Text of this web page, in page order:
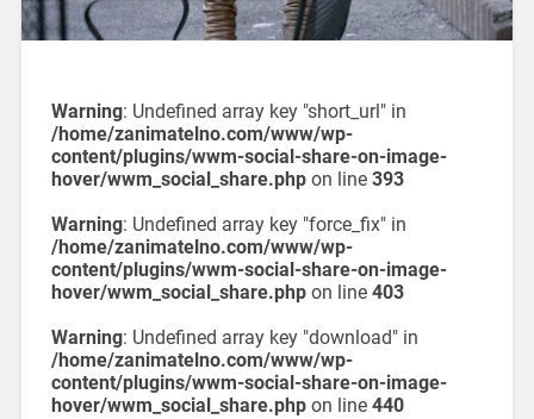
Warning: Undefined array key "short_url" in
/home/zanimatelno.com/www/wp-
content/plugins/wwm-social-share-on-image-
hover/wwm_social_share.phpon line 393
Warning: Undefined array key "force_fix" in
/home/zanimatelno.com/www/wp-
content/plugins/wwm-social-share-on-image-
hover/wwm_social_share.phpon line 403
Warning: Undefined array key "download" in
/home/zanimatelno.com/www/wp-
content/plugins/wwm-social-share-on-image-
hover/wwm_social_share.phpon line 440